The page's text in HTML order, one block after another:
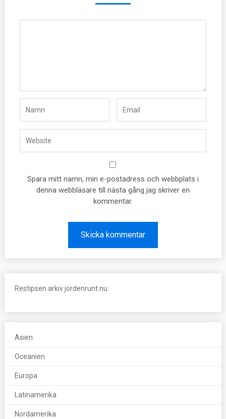
Spara mitt namn, min e-postadress och webbplats i
denna webbläsare till nästa gång jag skriver en
kommentar.
Restipsen arkiv jordenrunt.nu
Asien
Oceanien
Europa
Latinamerika
Nordamerika